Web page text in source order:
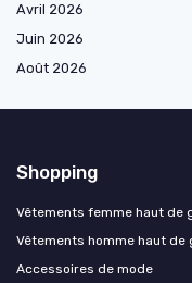
Avril 2026
Juin 2026
Août 2026
Shopping
Vêtements femme haut de
Vêtements homme haut de
Accessoires de mode